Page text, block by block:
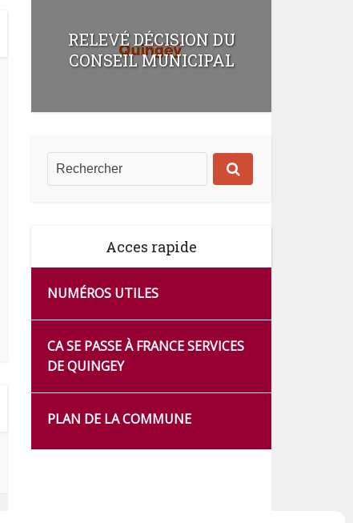
RELEVÉ DÉCISION DU
CONSEIL MUNICIPAL
Acces rapide
NUMÉROS UTILES
CA SE PASSE À FRANCE SERVICES
DE QUINGEY
PLAN DE LA COMMUNE